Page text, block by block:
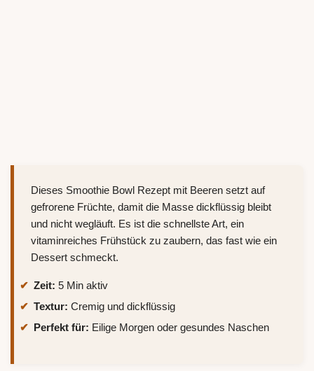
Dieses Smoothie Bowl Rezept mit Beeren setzt auf
gefrorene Früchte, damit die Masse dickflüssig bleibt
und nicht wegläuft. Es ist die schnellste Art, ein
vitaminreiches Frühstück zu zaubern, das fast wie ein
Dessert schmeckt.
Zeit: 5 Min aktiv
Textur: Cremig und dickflüssig
Perfekt für: Eilige Morgen oder gesundes Naschen